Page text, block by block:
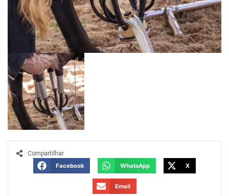
Compartilhar
Facebook
WhatsApp X
Email